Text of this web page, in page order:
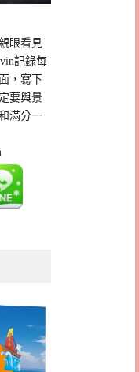
眼看見
記錄每
，寫下
要與景
滿分一